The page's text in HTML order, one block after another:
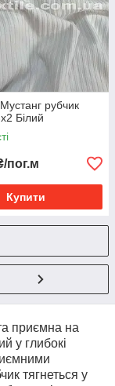
рубчик
Білий
пог.м
Купити
приємна на
у глибокі
тягнеться у